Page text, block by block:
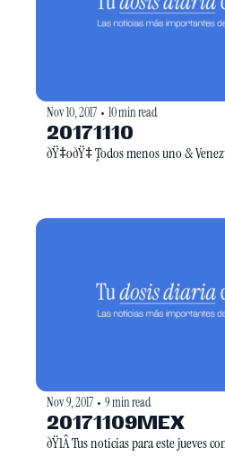
Nov 10, 2017 • 10 min read
20171110
ðŸ‡oðŸ‡ ̧Todos menos uno &
Nov 9, 2017 • 9 min read
20171109MEX